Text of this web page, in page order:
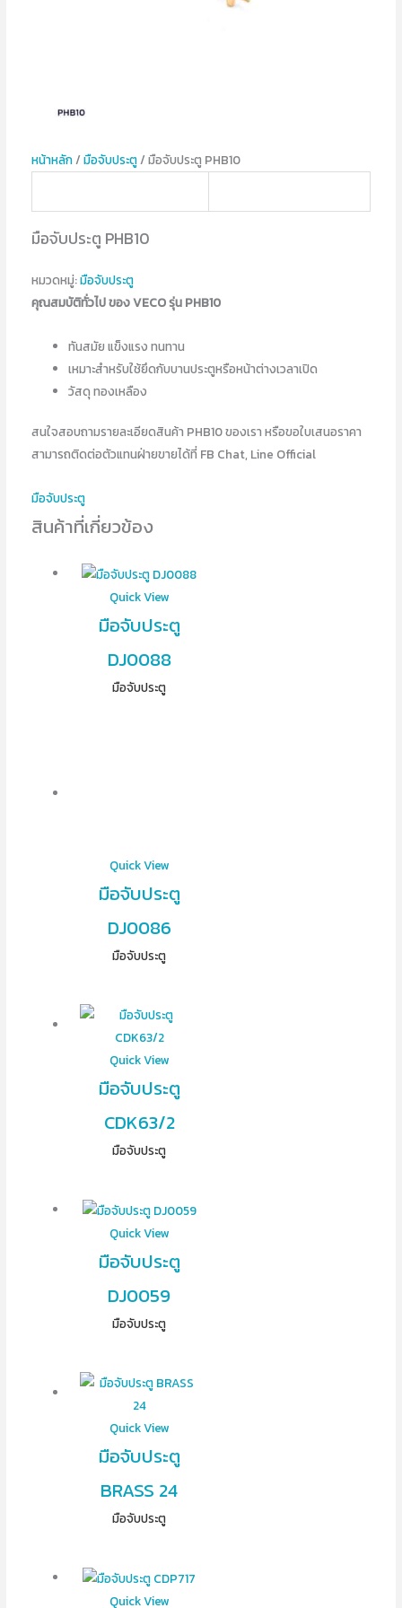
หน้าหลัก/ มือจับประตู/ มือจับประตู PHB10
มือจับประตู PHB10
หมวดหมู่:มือจับประตู
คุณสมบัติทั่วไป ของ VECO รุ่น PHB10
ทันสมัย แข็งแรง ทนทาน
เหมาะสำหรับใช้ยึดกับบานประตูหรือหน้าต่างเวลาเปิด
วัสดุ ทองเหลือง
สนใจสอบถามรายละเอียดสินค้า PHB10 ของเรา หรือขอใบเสนอราคา
สามารถติดต่อตัวแทนฝ่ายขายได้ที่ FB Chat, Line Official
มือจับประตู
สินค้าที่เกี่ยวข้อง
Quick View
มือจับประตู
DJ0088
มือจับประตู
Quick View
มือจับประตู
DJ0086
มือจับประตู
Quick View
มือจับประตู
CDK63/2
มือจับประตู
Quick View
มือจับประตู
DJ0059
มือจับประตู
Quick View
มือจับประตู
BRASS 24
มือจับประตู
Quick View